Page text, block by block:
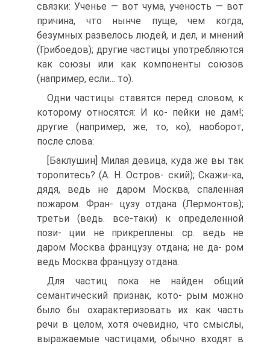
связки: Ученье — вот чума, ученость — вот
причина, что нынче пуще, чем когда,
безумных развелось людей, и дел, и мнений
(Грибоедов); другие частицы употребляются
как союзы или как компоненты союзов
(например, если... то).
Одни частицы ставятся перед словом, к
которому относятся: И ко- пейки не дам!;
другие (например, же, то, ко), наоборот,
после слова:
[Баклушин] Милая девица, куда же вы так
торопитесь? (А. Н. Остров- ский); Скажи-ка,
дядя, ведь не даром Москва, спаленная
пожаром. Фран- цузу отдана (Лермонтов);
третьи (ведь. все-таки) к определенной
пози- ции не прикреплены: ср. ведь не
даром Москва французу отдана; не да- ром
ведь Москва французу отдана.
Для частиц пока не найден общий
семантический признак, кото- рым можно
было бы охарактеризовать их как часть
речи в целом, хотя очевидно, что смыслы,
выражаемые частицами, обычно входят в